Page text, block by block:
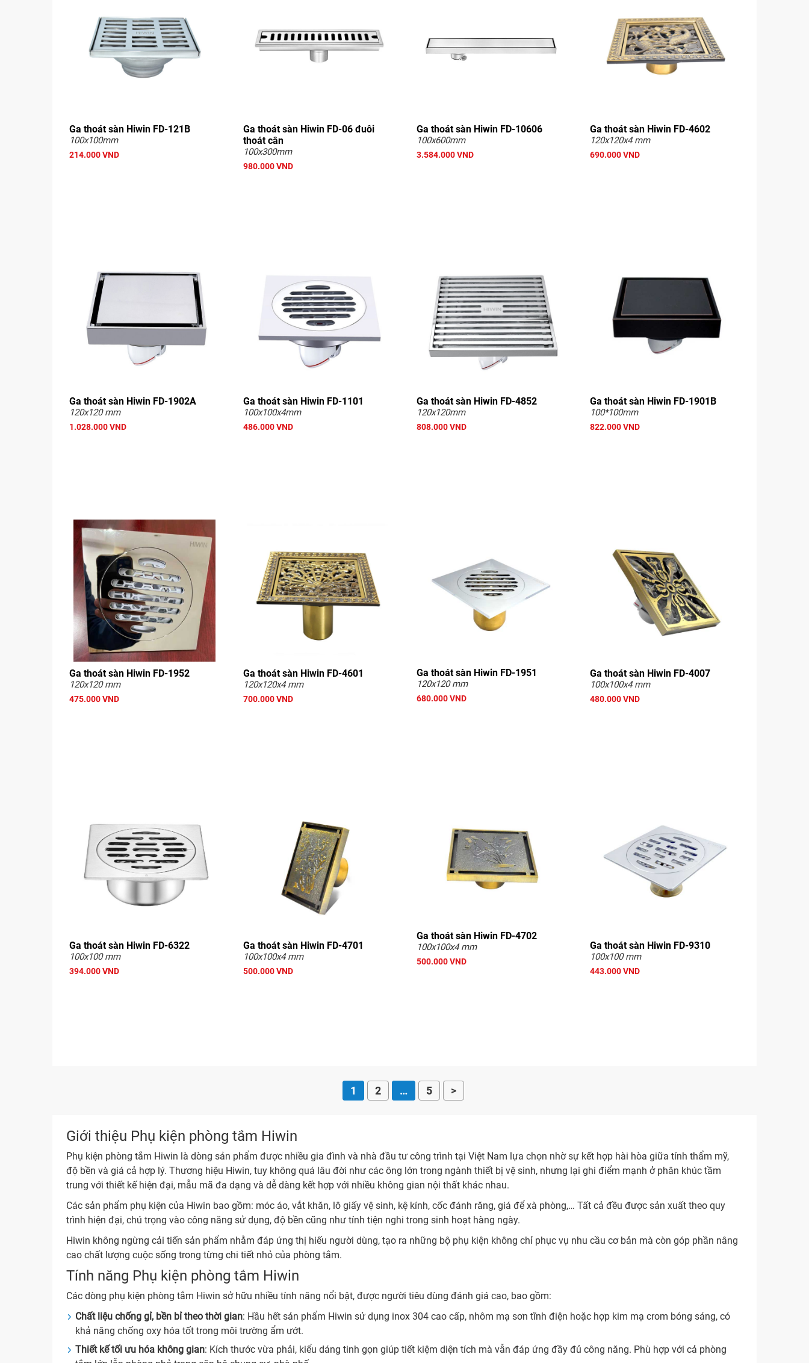
Ga thoát sàn Hiwin FD-121B
100x100mm
214.000 VND
Ga thoát sàn Hiwin FD-06 đuôi
thoát cân
100x300mm
980.000 VND
Ga thoát sàn Hiwin FD-10606
100x600mm
3.584.000 VND
Ga thoát sàn Hiwin FD-4602
120x120x4 mm
690.000 VND
Ga thoát sàn Hiwin FD-1902A
120x120 mm
1.028.000 VND
Ga thoát sàn Hiwin FD-1101
100x100x4mm
486.000 VND
Ga thoát sàn Hiwin FD-4852
120x120mm
808.000 VND
Ga thoát sàn Hiwin FD-1901B
100*100mm
822.000 VND
Ga thoát sàn Hiwin FD-1952
120x120 mm
475.000 VND
Ga thoát sàn Hiwin FD-4601
120x120x4 mm
700.000 VND
Ga thoát sàn Hiwin FD-1951
120x120 mm
680.000 VND
Ga thoát sàn Hiwin FD-4007
100x100x4 mm
480.000 VND
Ga thoát sàn Hiwin FD-6322
100x100 mm
394.000 VND
Ga thoát sàn Hiwin FD-4701
100x100x4 mm
500.000 VND
Ga thoát sàn Hiwin FD-4702
100x100x4 mm
500.000 VND
Ga thoát sàn Hiwin FD-9310
100x100 mm
443.000 VND
1 2 … 5 >
Giới thiệu Phụ kiện phòng tắm Hiwin
Phụ kiện phòng tắm Hiwin là dòng sản phẩm được nhiều gia đình và nhà đầu tư công trình tại Việt Nam lựa chọn nhờ sự kết hợp hài hòa giữa tính thẩm mỹ,
độ bền và giá cả hợp lý. Thương hiệu Hiwin, tuy không quá lâu đời như các ông lớn trong ngành thiết bị vệ sinh, nhưng lại ghi điểm mạnh ở phân khúc tầm
trung với thiết kế hiện đại, mẫu mã đa dạng và dễ dàng kết hợp với nhiều không gian nội thất khác nhau.
Các sản phẩm phụ kiện của Hiwin bao gồm: móc áo, vắt khăn, lô giấy vệ sinh, kệ kính, cốc đánh răng, giá để xà phòng,… Tất cả đều được sản xuất theo quy
trình hiện đại, chú trọng vào công năng sử dụng, độ bền cũng như tính tiện nghi trong sinh hoạt hàng ngày.
Hiwin không ngừng cải tiến sản phẩm nhằm đáp ứng thị hiếu người dùng, tạo ra những bộ phụ kiện không chỉ phục vụ nhu cầu cơ bản mà còn góp phần nâng
cao chất lượng cuộc sống trong từng chi tiết nhỏ của phòng tắm.
Tính năng Phụ kiện phòng tắm Hiwin
Các dòng phụ kiện phòng tắm Hiwin sở hữu nhiều tính năng nổi bật, được người tiêu dùng đánh giá cao, bao gồm:
Chất liệu chống gỉ, bền bỉ theo thời gian: Hầu hết sản phẩm Hiwin sử dụng inox 304 cao cấp, nhôm mạ sơn tĩnh điện hoặc hợp kim mạ crom bóng sáng, có
khả năng chống oxy hóa tốt trong môi trường ẩm ướt.
Thiết kế tối ưu hóa không gian: Kích thước vừa phải, kiểu dáng tinh gọn giúp tiết kiệm diện tích mà vẫn đáp ứng đầy đủ công năng. Phù hợp với cả phòng